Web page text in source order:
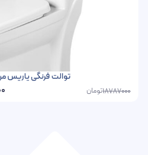
توالت فرنگی یاریس
18787000تومان